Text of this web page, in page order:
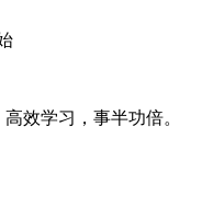
效学习，事半功倍。